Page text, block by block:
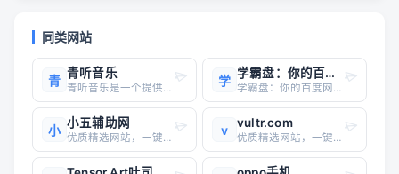
同类网站
青 青听音乐
青听音乐是一个提供在线歌曲&下载的APP客户端，以Android系统为主。可支持四个音乐平台的曲库，并且支持四大平台歌单导入。除了在线听歌外，APP支持从标准音质到Hi-res音质的歌曲下载。在歌曲下载方面，APP普遍比网页方便一些，都是即点即下，不需要跳转到第三方网盘。青听音乐的开
学 学霸盘：你的百度网盘资源搜索神器
学霸盘：你的百度网盘资源搜索神器还在为找不到百度网盘资源而烦恼吗？还在为无效链接而浪费时间吗？学霸盘，你的百度网盘资源搜索神器，帮你轻松解决这些问题！学霸盘是什么？学霸盘是一个专注于百度网盘资源的搜索引擎，致力于为用户提供高效、便捷的资源搜索服务。无论你是想找学习资料、考研课程、
小 小五辅助网
优质精选网站，一键直达
v vultr.com
优质精选网站，一键直达